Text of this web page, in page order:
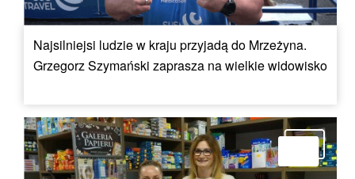
Najsilniejsi ludzie w kraju przyjadą do Mrzeżyna.
Grzegorz Szymański zaprasza na wielkie widowisko